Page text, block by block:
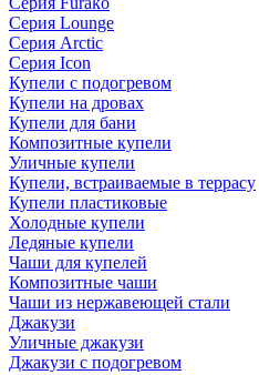
Серия Lounge
Серия Arctic
Серия Icon
Купели с подогревом
Купели на дровах
Купели для бани
Композитные купели
Уличные купели
Купели, встраиваемые в террасу
Купели пластиковые
Холодные купели
Ледяные купели
Чаши для купелей
Композитные чаши
Чаши из нержавеющей стали
Джакузи
Уличные джакузи
Джакузи с подогревом